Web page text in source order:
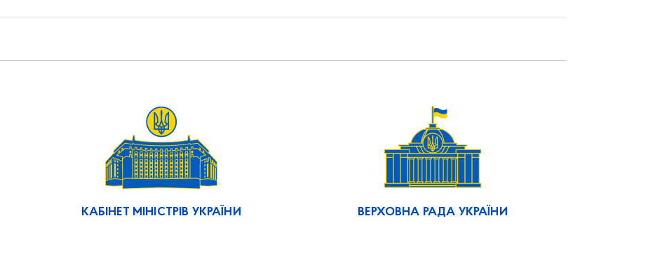
КАБІНЕТ МІНІСТРІВ УКРАЇНИ ВЕРХОВНА РАДА УКРАЇНИ